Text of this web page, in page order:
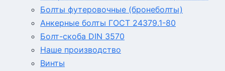
Болты футеровочные (бронеболты)
Анкерные болты ГОСТ 24379.1-80
Болт-скоба DIN 3570
Наше производство
Винты